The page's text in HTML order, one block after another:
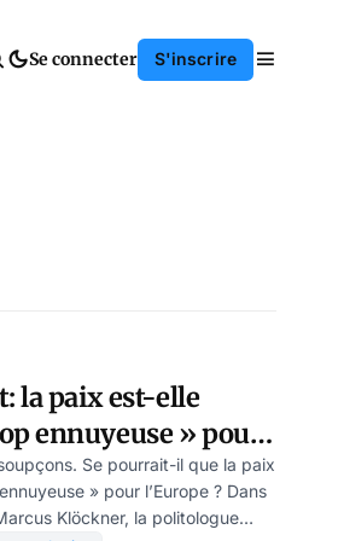
Se connecter S'inscrire
la paix est-elle
ennuyeuse » pour
2), par Marcus
Se pourrait-il que la paix
» pour l’Europe ? Dans
Klöckner, la politologue